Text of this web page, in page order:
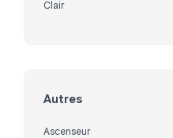
Clair
Autres
Ascenseur